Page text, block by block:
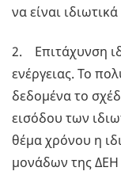
να είναι
2. Επιτάχυνση
ενέργειας. Το
δεδομένα το
εισόδου των
θέμα χρόνου η
μονάδων της ΔΕΗ